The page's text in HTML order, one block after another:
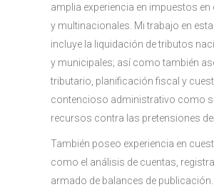
amplia experiencia en impuestos
y multinacionales. Mi trabajo en
incluye la liquidación de tributos
y municipales; así como también
tributario, planificación fiscal y
contencioso administrativo como
recursos contra las pretensiones
También poseo experiencia en
como el análisis de cuentas,
armado de balances de publicación.